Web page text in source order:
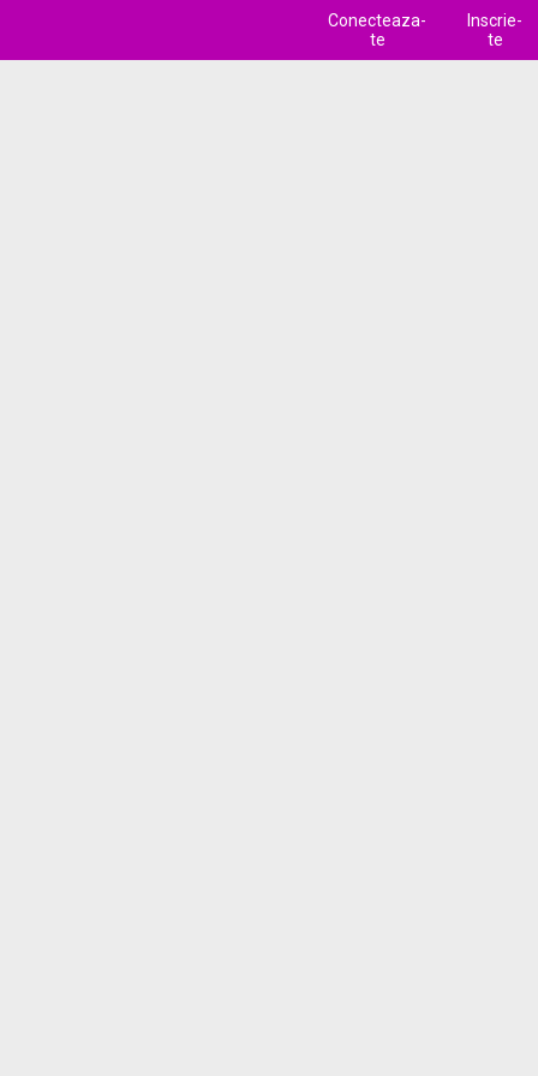
Conecteaza-
te
Inscrie-
te